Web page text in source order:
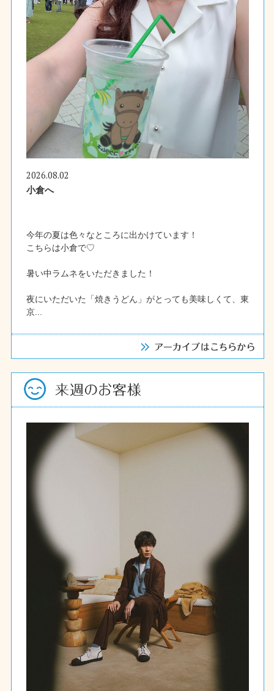
2026.08.02
小倉へ
今年の夏は色々なところに出かけています！
こちらは小倉で♡
暑い中ラムネをいただきました！
夜にいただいた「焼きうどん」がとっても美味しくて、東
京...